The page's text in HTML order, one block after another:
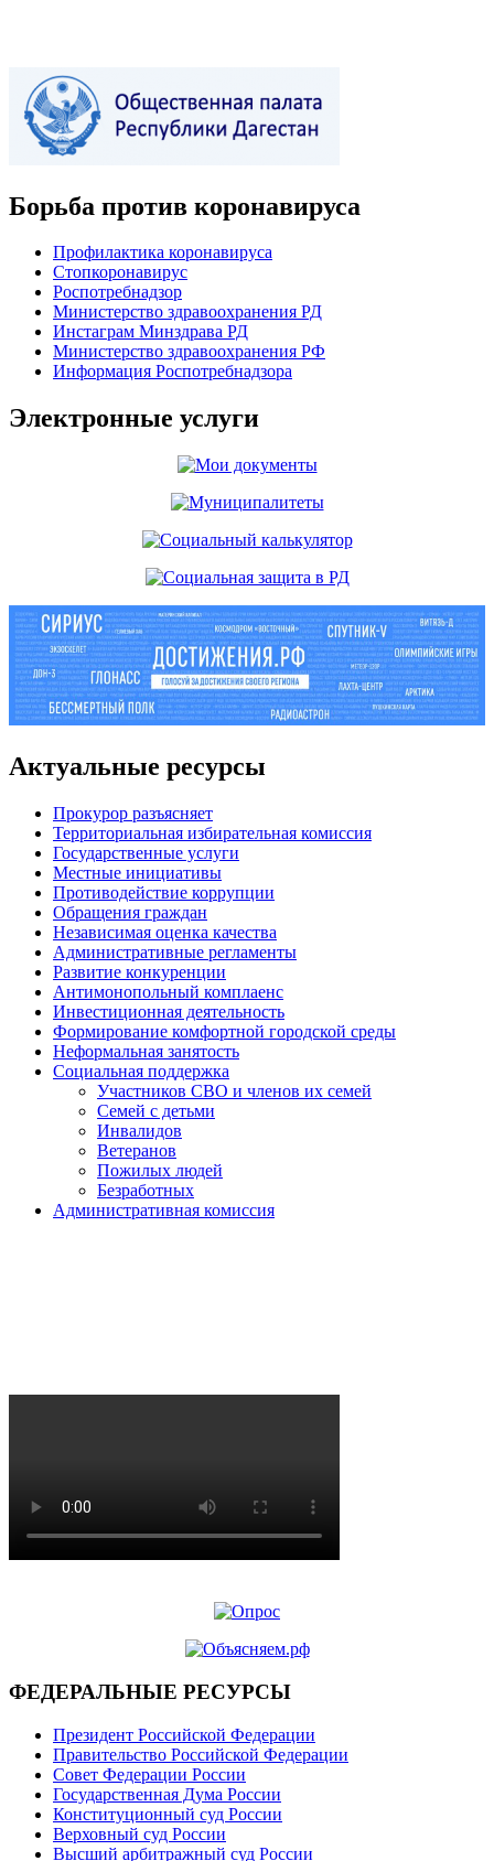
Борьба против коронавируса
Профилактика коронавируса
Стопкоронавирус
Роспотребнадзор
Министерство здравоохранения РД
Инстаграм Минздрава РД
Министерство здравоохранения РФ
Информация Роспотребнадзора
Электронные услуги
Актуальные ресурсы
Прокурор разъясняет
Территориальная избирательная комиссия
Государственные услуги
Местные инициативы
Противодействие коррупции
Обращения граждан
Независимая оценка качества
Административные регламенты
Развитие конкуренции
Антимонопольный комплаенс
Инвестиционная деятельность
Формирование комфортной городской среды
Неформальная занятость
Социальная поддержка
Участников СВО и членов их семей
Семей с детьми
Инвалидов
Ветеранов
Пожилых людей
Безработных
Административная комиссия
ФЕДЕРАЛЬНЫЕ РЕСУРСЫ
Президент Российской Федерации
Правительство Российской Федерации
Совет Федерации России
Государственная Дума России
Конституционный суд России
Верховный суд России
Высший арбитражный суд России